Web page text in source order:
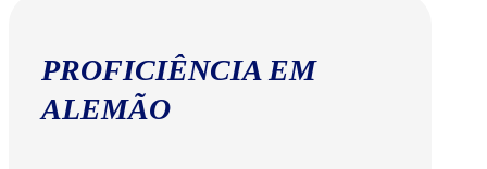
PROFICIÊNCIA EM
ALEMÃO